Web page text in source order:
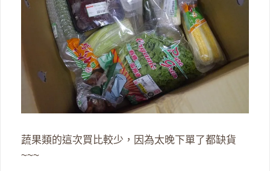
蔬果類的這次買比較少，因為太晚下單了都缺貨
~~~